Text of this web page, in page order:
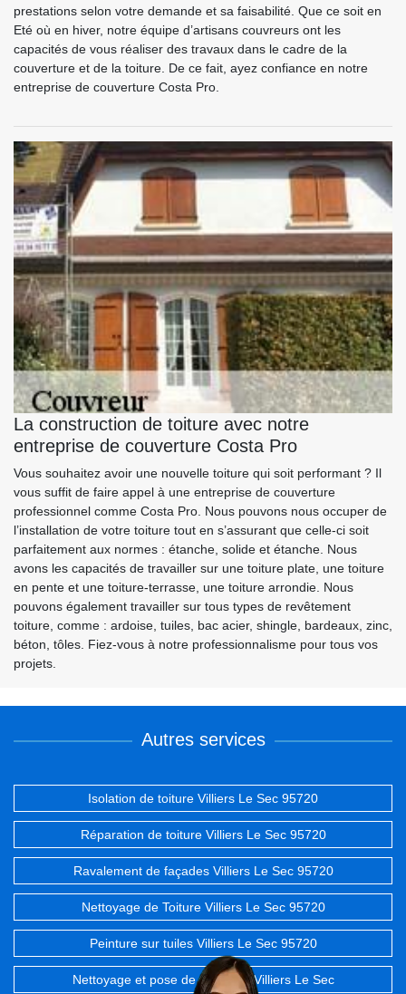
prestations selon votre demande et sa faisabilité. Que ce soit en
Eté où en hiver, notre équipe d’artisans couvreurs ont les
capacités de vous réaliser des travaux dans le cadre de la
couverture et de la toiture. De ce fait, ayez confiance en notre
entreprise de couverture Costa Pro.
La construction de toiture avec notre
entreprise de couverture Costa Pro
Vous souhaitez avoir une nouvelle toiture qui soit performant ? Il
vous suffit de faire appel à une entreprise de couverture
professionnel comme Costa Pro. Nous pouvons nous occuper de
l’installation de votre toiture tout en s’assurant que celle-ci soit
parfaitement aux normes : étanche, solide et étanche. Nous
avons les capacités de travailler sur une toiture plate, une toiture
en pente et une toiture-terrasse, une toiture arrondie. Nous
pouvons également travailler sur tous types de revêtement
toiture, comme : ardoise, tuiles, bac acier, shingle, bardeaux, zinc,
béton, tôles. Fiez-vous à notre professionnalisme pour tous vos
projets.
Autres services
Isolation de toiture Villiers Le Sec 95720
Réparation de toiture Villiers Le Sec 95720
Ravalement de façades Villiers Le Sec 95720
Nettoyage de Toiture Villiers Le Sec 95720
Peinture sur tuiles Villiers Le Sec 95720
Nettoyage et pose de gouttière Villiers Le Sec